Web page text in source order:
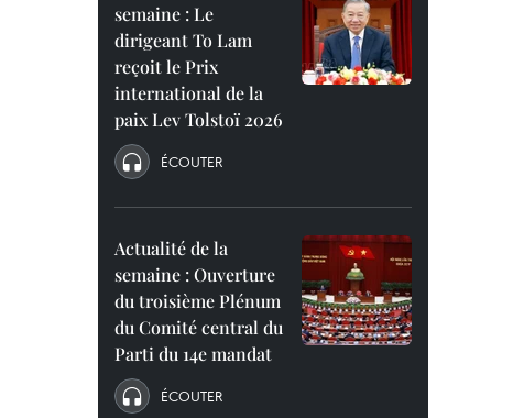
semaine : Le
dirigeant To Lam
reçoit le Prix
international de la
paix Lev Tolstoï 2026
ÉCOUTER
Actualité de la
semaine : Ouverture
du troisième Plénum
du Comité central du
Parti du 14e mandat
ÉCOUTER